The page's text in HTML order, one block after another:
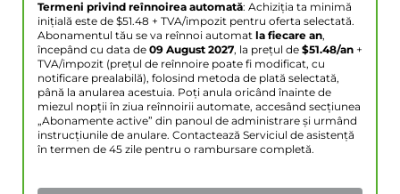
Termeni privind reînnoirea automată: Achiziția ta minimă
inițială este de $51.48 + TVA/impozit pentru oferta selectată.
Abonamentul tău se va reînnoi automat la fiecare an,
începând cu data de 09 August 2027, la prețul de $51.48/an +
TVA/impozit (prețul de reînnoire poate fi modificat, cu
notificare prealabilă), folosind metoda de plată selectată,
până la anularea acestuia. Poți anula oricând înainte de
miezul nopții în ziua reînnoirii automate, accesând secțiunea
„Abonamente active” din panoul de administrare și urmând
instrucțiunile de anulare. Contactează Serviciul de asistență
în termen de 45 zile pentru o rambursare completă.